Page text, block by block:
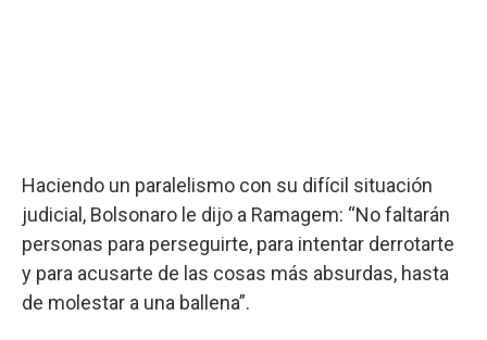
Haciendo un paralelismo con su difícil situación
judicial, Bolsonaro le dijo a Ramagem: “No faltarán
personas para perseguirte, para intentar derrotarte
y para acusarte de las cosas más absurdas, hasta
de molestar a una ballena”.